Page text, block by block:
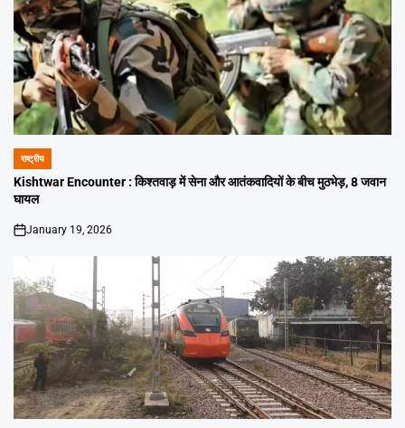
POSTED
IN
राष्ट्रीय
Kishtwar Encounter : किश्तवाड़ में सेना और आतंकवादियों के बीच मुठभेड़, 8 जवान
घायल
on
January 19, 2026